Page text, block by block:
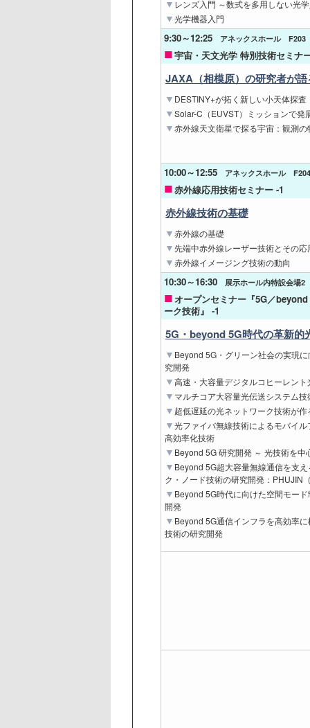
レンズ入門 ～数式を多用しない光
光学機器入門
9:30～12:25 アネックスホール F203
宇宙・天文光学 特別技術セミナ
JAXA（相模原）の研究者が
DESTINY+が拓く新しい小天体探査
Solar-C（EUVST）ミッションで発
赤外線天文衛星で探る宇宙：観測
10:00～12:55 アネックスホール F204
赤外線応用技術セミナー -1
赤外線技術の基礎
赤外線の基礎
先端中赤外線レーザー技術とその応
赤外線イメージング技術の動向
10:30～16:30 展示ホール内特設会場2
オープンセミナー『5G／
ーク技術』 -1
5G・beyond 5G時代の革新的
Beyond 5G・グリーン社会の実現
究開発
高速・大容量デジタルコヒーレント
マルチコア大容量光伝送システム技
超低遅延の光ネットワーク技術が
光ファイバ無線技術によるモバイル
高効率化技術
Beyond 5G 研究開発 ～ 光技術を中
Beyond 5G超大容量無線通信を支
ク・ノード技術の研究開発：PHUJIN
Beyond 5G時代に向けた空間モー
開発
Beyond 5G通信インフラを高効率
技術の研究開発